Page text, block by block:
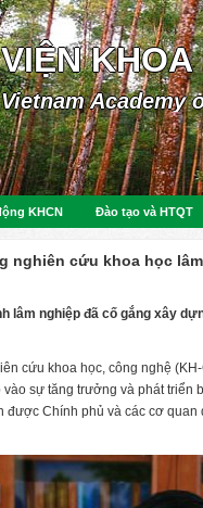
VIỆN
Vietnam Academy
KHCN Đào tạo và HTQT
nghiên cứu khoa học
lâm nghiệp đã cố gắng xây
cứu khoa học, công nghệ
sự tăng trưởng và phát triển
được Chính phủ và các cơ